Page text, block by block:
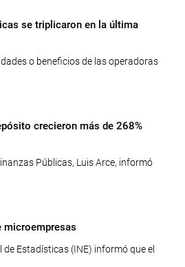
se triplicaron en la última
o beneficios de las operadoras
crecieron más de 268%
Públicas, Luis Arce, informó
microempresas
Estadísticas (INE) informó que el